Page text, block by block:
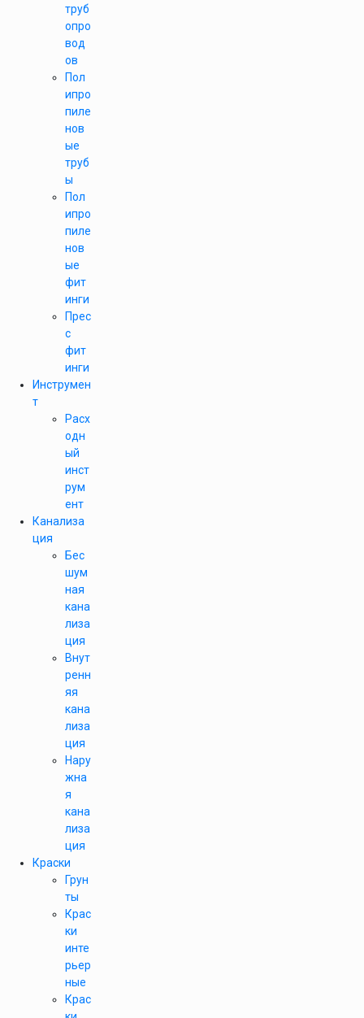
труб
опро
вод
ов
Пол
ипро
пиле
нов
ые
труб
ы
Пол
ипро
пиле
нов
ые
фит
инги
Прес
с
фит
инги
Инструмен
т
Расх
одн
ый
инст
рум
ент
Канализа
ция
Бес
шум
ная
кана
лиза
ция
Внут
ренн
яя
кана
лиза
ция
Нару
жна
я
кана
лиза
ция
Краски
Грун
ты
Крас
ки
инте
рьер
ные
Крас